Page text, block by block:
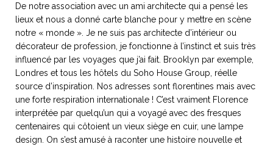
De notre association avec un ami architecte qui a pensé les
lieux et nous a donné carte blanche pour y mettre en scène
notre « monde ». Je ne suis pas architecte d’intérieur ou
décorateur de profession, je fonctionne à l’instinct et suis très
influencé par les voyages que j’ai fait. Brooklyn par exemple,
Londres et tous les hôtels du Soho House Group, réelle
source d’inspiration. Nos adresses sont florentines mais avec
une forte respiration internationale ! C’est vraiment Florence
interprétée par quelqu’un qui a voyagé avec des fresques
centenaires qui côtoient un vieux siège en cuir, une lampe
design. On s’est amusé à raconter une histoire nouvelle et